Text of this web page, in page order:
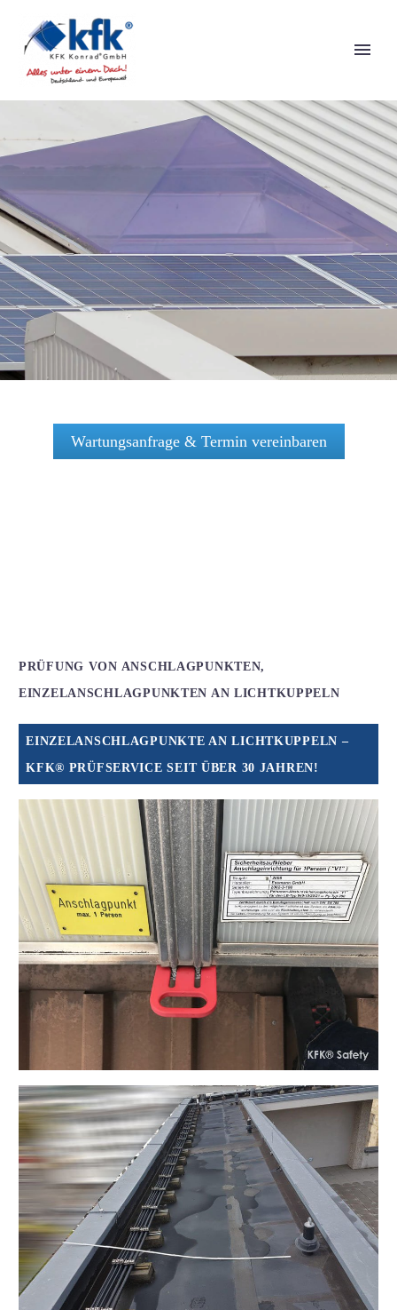
Wartungsanfrage & Termin vereinbaren
PRÜFUNG VON ANSCHLAGPUNKTEN,
EINZELANSCHLAGPUNKTEN AN LICHTKUPPELN
EINZELANSCHLAGPUNKTE AN LICHTKUPPELN –
KFK® PRÜFSERVICE SEIT ÜBER 30 JAHREN!